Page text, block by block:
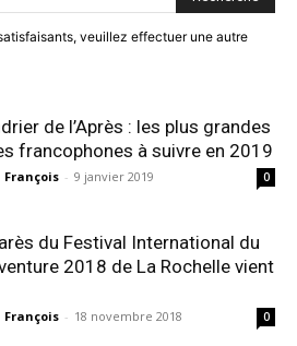
veuillez effectuer une autre
de l’Après : les plus grandes
francophones à suivre en 2019
François - 9 janvier 2019 0
du Festival International du
2018 de La Rochelle vient
François - 18 novembre 2018 0